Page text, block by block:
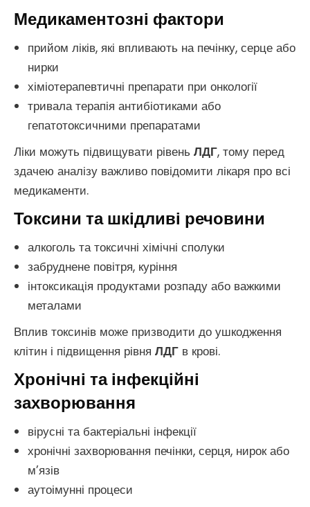
Медикаментозні фактори
прийом ліків, які впливають на печінку, серце або
нирки
хіміотерапевтичні препарати при онкології
тривала терапія антибіотиками або
гепатотоксичними препаратами
Ліки можуть підвищувати рівень ЛДГ, тому перед
здачею аналізу важливо повідомити лікаря про всі
медикаменти.
Токсини та шкідливі речовини
алкоголь та токсичні хімічні сполуки
забруднене повітря, куріння
інтоксикація продуктами розпаду або важкими
металами
Вплив токсинів може призводити до ушкодження
клітин і підвищення рівня ЛДГ в крові.
Хронічні та інфекційні
захворювання
вірусні та бактеріальні інфекції
хронічні захворювання печінки, серця, нирок або
м’язів
аутоімунні процеси